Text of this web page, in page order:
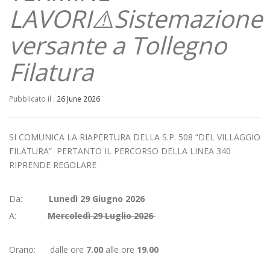
LAVORI⚠️Sistemazione
versante a Tollegno
Filatura
Pubblicato il : 26 June 2026
SI COMUNICA LA RIAPERTURA DELLA S.P. 508 “DEL VILLAGGIO
FILATURA” PERTANTO IL PERCORSO DELLA LINEA 340
RIPRENDE REGOLARE
Da: Lunedì 29 Giugno 2026
A: Mercoledì 29 Luglio 2026
Orario: dalle ore 7.00 alle ore 19.00